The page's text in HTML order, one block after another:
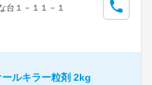
台１－１１－１
ルキラー粒剤 2kg